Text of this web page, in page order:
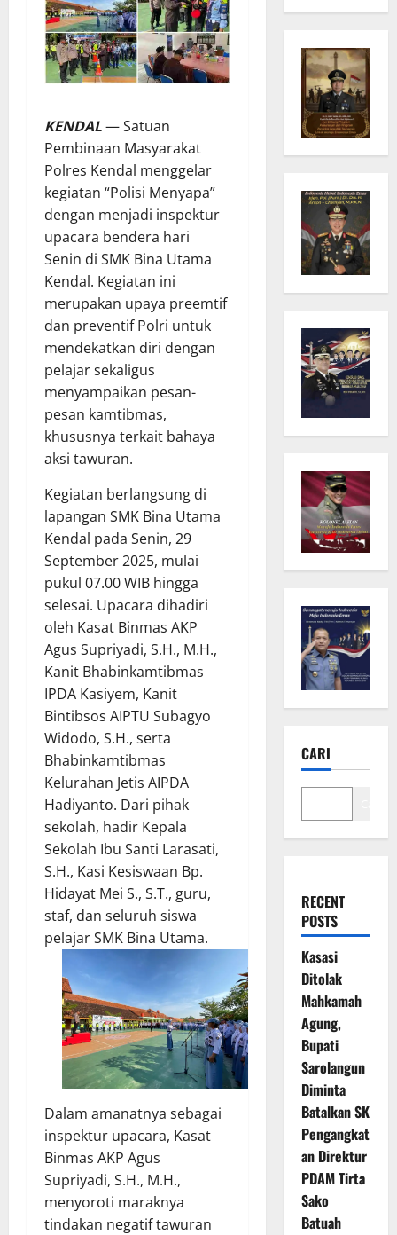
KENDAL— Satuan
Pembinaan Masyarakat
Polres Kendal menggelar
kegiatan “Polisi Menyapa”
dengan menjadi inspektur
upacara bendera hari
Senin di SMK Bina Utama
Kendal. Kegiatan ini
merupakan upaya preemtif
dan preventif Polri untuk
mendekatkan diri dengan
pelajar sekaligus
menyampaikan pesan-
pesan kamtibmas,
khususnya terkait bahaya
aksi tawuran.
Kegiatan berlangsung di
lapangan SMK Bina Utama
Kendal pada Senin, 29
September 2025, mulai
pukul 07.00 WIB hingga
selesai. Upacara dihadiri
oleh Kasat Binmas AKP
Agus Supriyadi, S.H., M.H.,
Kanit Bhabinkamtibmas
IPDA Kasiyem, Kanit
Bintibsos AIPTU Subagyo
Widodo, S.H., serta
Bhabinkamtibmas
Kelurahan Jetis AIPDA
Hadiyanto. Dari pihak
sekolah, hadir Kepala
Sekolah Ibu Santi Larasati,
S.H., Kasi Kesiswaan Bp.
Hidayat Mei S., S.T., guru,
staf, dan seluruh siswa
pelajar SMK Bina Utama.
Dalam amanatnya sebagai
inspektur upacara, Kasat
Binmas AKP Agus
Supriyadi, S.H., M.H.,
menyoroti maraknya
tindakan negatif tawuran
CARI
RECENT
POSTS
Kasasi
Ditolak
Mahkamah
Agung,
Bupati
Sarolangun
Diminta
Batalkan SK
Pengangkat
an Direktur
PDAM Tirta
Sako
Batuah